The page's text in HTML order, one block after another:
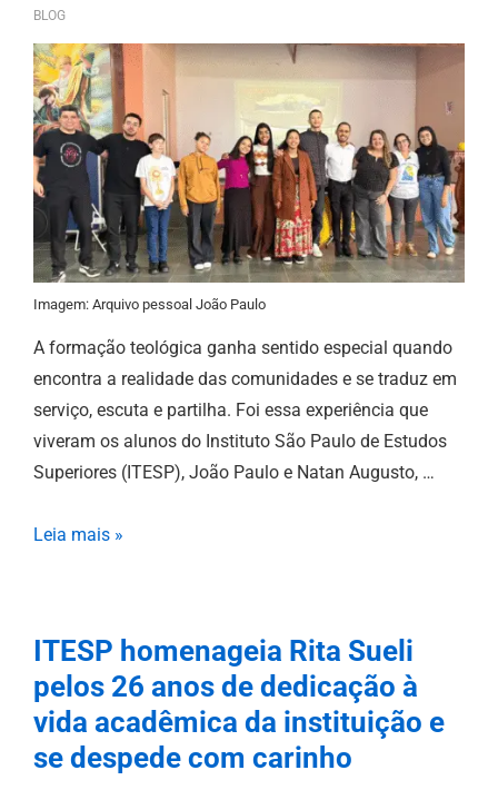
BLOG
Imagem: Arquivo pessoal João Paulo
A formação teológica ganha sentido especial quando
encontra a realidade das comunidades e se traduz em
serviço, escuta e partilha. Foi essa experiência que
viveram os alunos do Instituto São Paulo de Estudos
Superiores (ITESP), João Paulo e Natan Augusto, …
Leia mais »
ITESP homenageia Rita Sueli
pelos 26 anos de dedicação à
vida acadêmica da instituição e
se despede com carinho